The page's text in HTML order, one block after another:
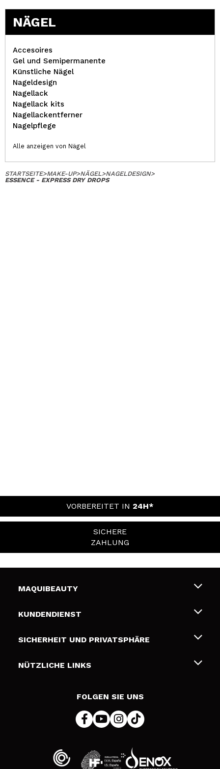
NÄGEL
Accesoires
Gel und Semipermanente
Künstliche Nägel
Nageldesign
Nagellack
Nagellack kits
Nagellackentferner
Nagelpflege
Alle anzeigen von Nägel
STARTSEITE>MAKE-UP>NÄGEL>NAGELDESIGN>
ESSENCE - EXPRESS DRY DROPS
VORBEREITET IN 24H*
SICHERE
ZAHLUNG
MAQUIBEAUTY
Über uns
Geschenkkarten
KUNDENDIENST
Liefer- und Versandkosten
Zahlung
SICHERHEIT UND PRIVATSPHÄRE
Bedingungen und Datenschutz
NÜTZLICHE LINKS
FOLGEN SIE UNS